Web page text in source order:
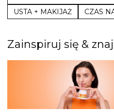
USTA + MAKIJAŻ
CZAS
Zainspiruj się &